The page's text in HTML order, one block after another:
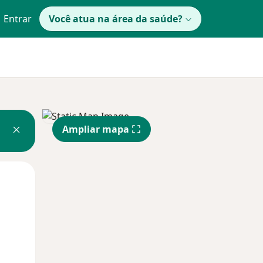
Entrar Você atua na área da saúde?
Ampliar mapa